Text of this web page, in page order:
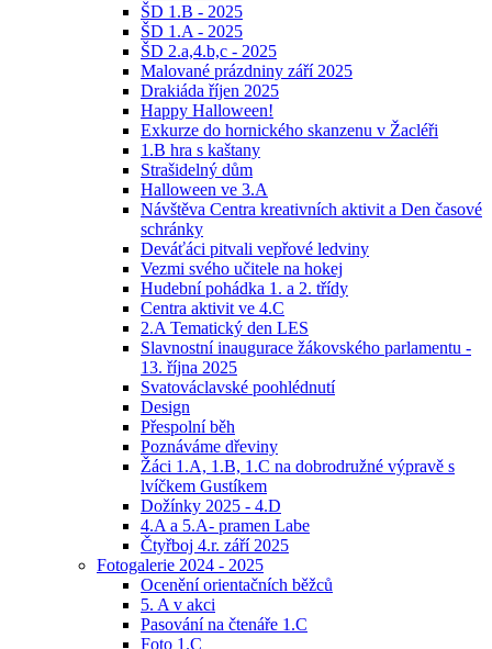
ŠD 1.B - 2025
ŠD 1.A - 2025
ŠD 2.a,4.b,c - 2025
Malované prázdniny září 2025
Drakiáda říjen 2025
Happy Halloween!
Exkurze do hornického skanzenu v Žacléři
1.B hra s kaštany
Strašidelný dům
Halloween ve 3.A
Návštěva Centra kreativních aktivit a Den časové
schránky
Deváťáci pitvali vepřové ledviny
Vezmi svého učitele na hokej
Hudební pohádka 1. a 2. třídy
Centra aktivit ve 4.C
2.A Tematický den LES
Slavnostní inaugurace žákovského parlamentu -
13. října 2025
Svatováclavské poohlédnutí
Design
Přespolní běh
Poznáváme dřeviny
Žáci 1.A, 1.B, 1.C na dobrodružné výpravě s
lvíčkem Gustíkem
Dožínky 2025 - 4.D
4.A a 5.A- pramen Labe
Čtyřboj 4.r. září 2025
Fotogalerie 2024 - 2025
Ocenění orientačních běžců
5. A v akci
Pasování na čtenáře 1.C
Foto 1.C